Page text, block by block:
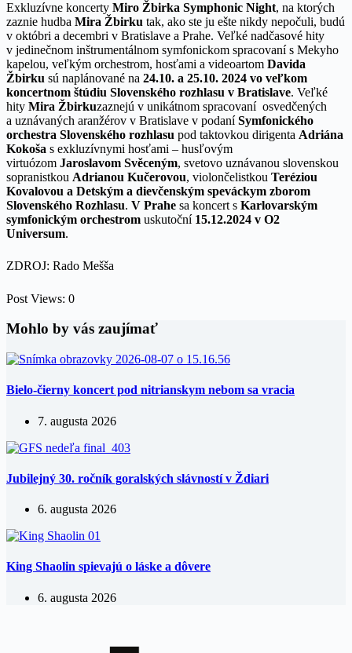
Exkluzívne koncerty Miro Žbirka Symphonic Night, na ktorých
zaznie hudba Mira Žbirku tak, ako ste ju ešte nikdy nepočuli, budú
v októbri a decembri v Bratislave a Prahe. Veľké nadčasové hity
v jedinečnom inštrumentálnom symfonickom spracovaní s Mekyho
kapelou, veľkým orchestrom, hosťami a videoartom Davida
Žbirku sú naplánované na 24.10. a 25.10. 2024 vo veľkom
koncertnom štúdiu Slovenského rozhlasu v Bratislave. Veľké
hity Mira Žbirkuzaznejú v unikátnom spracovaní osvedčených
a uznávaných aranžérov v Bratislave v podaníSymfonického
orchestra Slovenského rozhlasu pod taktovkou dirigenta Adriána
Kokoša s exkluzívnymi hosťami – husľovým
virtuózom Jaroslavom Svěceným, svetovo uznávanou slovenskou
sopranistkou Adrianou Kučerovou, violončelistkou Teréziou
Kovalovou a Detským a dievčenským speváckym zborom
Slovenského Rozhlasu. V Prahe sa koncert s Karlovarským
symfonickým orchestrom uskutoční 15.12.2024 v O2
Universum.
ZDROJ: Rado Mešša
Post Views: 0
Mohlo by vás zaujímať
Bielo-čierny koncert pod nitrianskym nebom sa vracia
7. augusta 2026
Jubilejný 30. ročník goralských slávností v Ždiari
6. augusta 2026
King Shaolin spievajú o láske a dôvere
6. augusta 2026